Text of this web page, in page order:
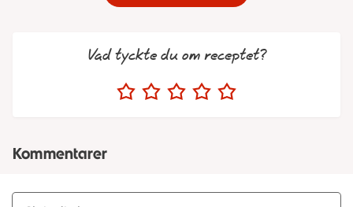
Vad tyckte du om receptet?
Kommentarer